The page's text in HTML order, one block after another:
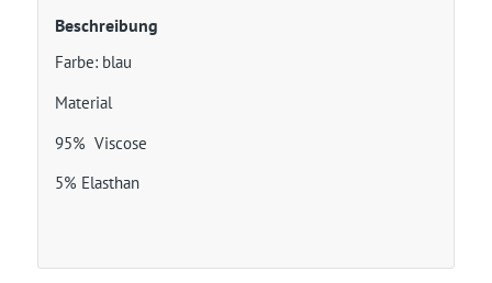
Beschreibung
Farbe: blau
Material
95% Viscose
5% Elasthan